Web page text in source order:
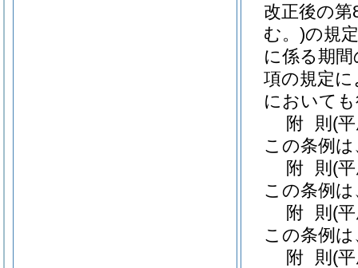
改正後の第
む。)の規
に係る期
項の規定
において
附 則 (
この条例
附 則 (
この条例
附 則 (
この条例
附 則 (